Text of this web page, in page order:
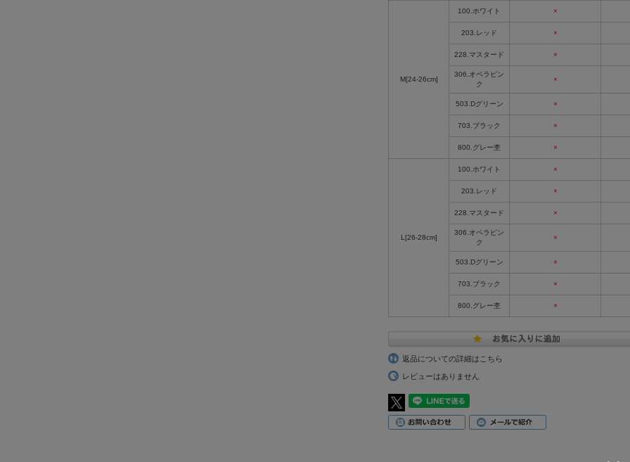
M[24-26cm]
100.ホワイト ×
203.レッド ×
228.マスタード ×
306.オペラピン
ク
×
503.Dグリーン ×
703.ブラック ×
800.グレー杢 ×
L[26-28cm]
100.ホワイト ×
203.レッド ×
228.マスタード ×
306.オペラピン
ク
×
503.Dグリーン ×
703.ブラック ×
800.グレー杢 ×
返品についての詳細はこちら
レビューはありません